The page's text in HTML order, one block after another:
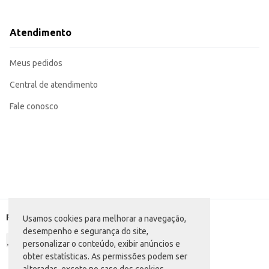
Usamos cookies para melhorar a navegação,
desempenho e segurança do site,
personalizar o conteúdo, exibir anúncios e
obter estatísticas. As permissões podem ser
Departamento: Bebidas
Categoria: Bebida mista
EAN: 7898275251547
Atendimento
Meus pedidos
Central de atendimento
Fale conosco
Formas de pagamento